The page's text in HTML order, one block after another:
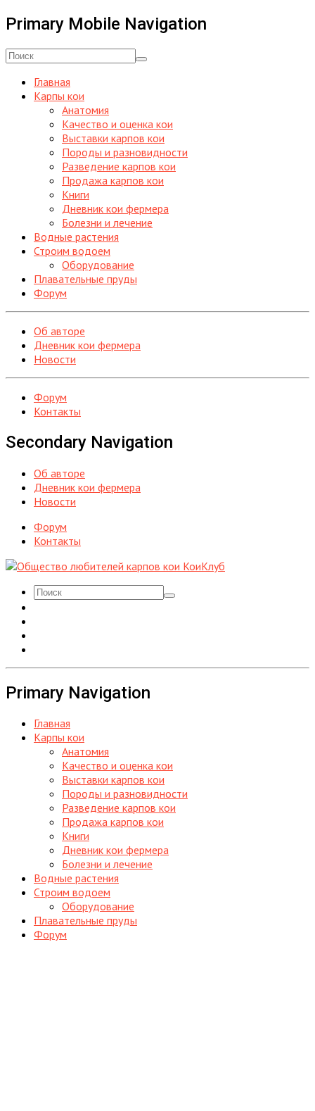
Primary Mobile Navigation
Главная
Карпы кои
Анатомия
Качество и оценка кои
Выставки карпов кои
Породы и разновидности
Разведение карпов кои
Продажа карпов кои
Книги
Дневник кои фермера
Болезни и лечение
Водные растения
Строим водоем
Оборудование
Плавательные пруды
Форум
Об авторе
Дневник кои фермера
Новости
Форум
Контакты
Secondary Navigation
Об авторе
Дневник кои фермера
Новости
Форум
Контакты
Primary Navigation
Главная
Карпы кои
Анатомия
Качество и оценка кои
Выставки карпов кои
Породы и разновидности
Разведение карпов кои
Продажа карпов кои
Книги
Дневник кои фермера
Болезни и лечение
Водные растения
Строим водоем
Оборудование
Плавательные пруды
Форум